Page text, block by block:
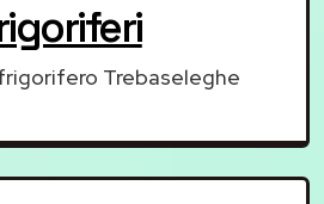
Trebaseleghe